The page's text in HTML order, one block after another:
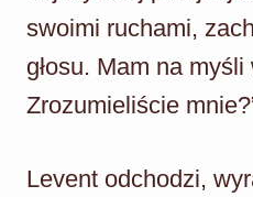
swoimi ruchami,
głosu. Mam na
Zrozumieliście
Levent odchodzi,